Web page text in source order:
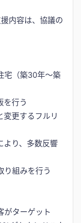
、協議の
（築30年～築
行う
更するフルリ
り、多数反響
組みを行う
がターゲット